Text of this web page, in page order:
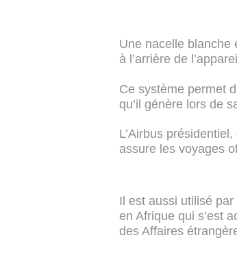
Une nacelle blanche
à l’arrière de
Ce système permet
qu’il génère lors de
L’Airbus
assure les voyages
Il est aussi utilisé
en Afrique qui s’est
des Affaires